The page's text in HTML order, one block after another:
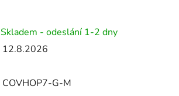
Skladem - odeslání 1-2 dny
12.8.2026
COVHOP7-G-M